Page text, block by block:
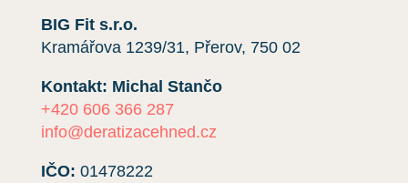
BIG Fit s.r.o.
Kramářova 1239/31, Přerov, 750 02
Kontakt: Michal Stančo
+420 606 366 287
info@deratizacehned.cz
IČO: 01478222